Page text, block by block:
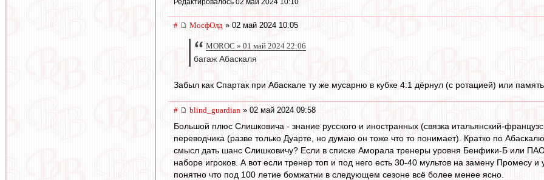
# МосфОлд » 02 май 2024 10:05
MOROC » 01 май 2024 22:06
багаж Абаскаля
Забыл как Спартак при Абаскале ту же мусарню в кубке 4:1 дёрнул (с ротацией) или
# blind_guardian » 02 май 2024 09:58
Большой плюс Слишковича - знание русского и иностранных (связка итальянский-
переводчика (разве только Дуарте, но думаю он тоже что то понимает). Кратко по
смысл дать шанс Слишковичу? Если в списке Аморала тренеры уровня Бенфики-Б или
наборе игроков. А вот если тренер топ и под него есть 30-40 мультов на замену Промесу
понятно что под 100 летие бомжатни в следующем сезоне всё более менее ясно.